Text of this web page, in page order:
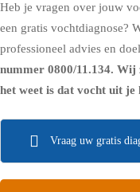
Heb je vragen over jouw
een gratis vochtdiagnose?
professioneel advies en
nummer 0800/11.134. Wij
het weet is dat vocht uit je
Vraag uw gratis